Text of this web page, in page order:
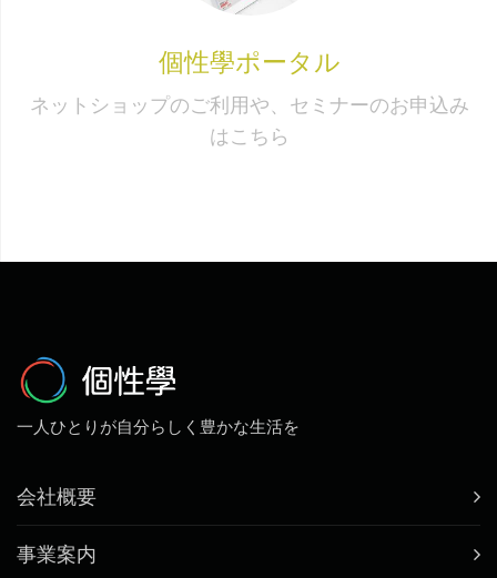
個性學ポータル
ネットショップのご利用や、セミナーのお申込み
はこちら
一人ひとりが自分らしく豊かな生活を
会社概要
事業案内